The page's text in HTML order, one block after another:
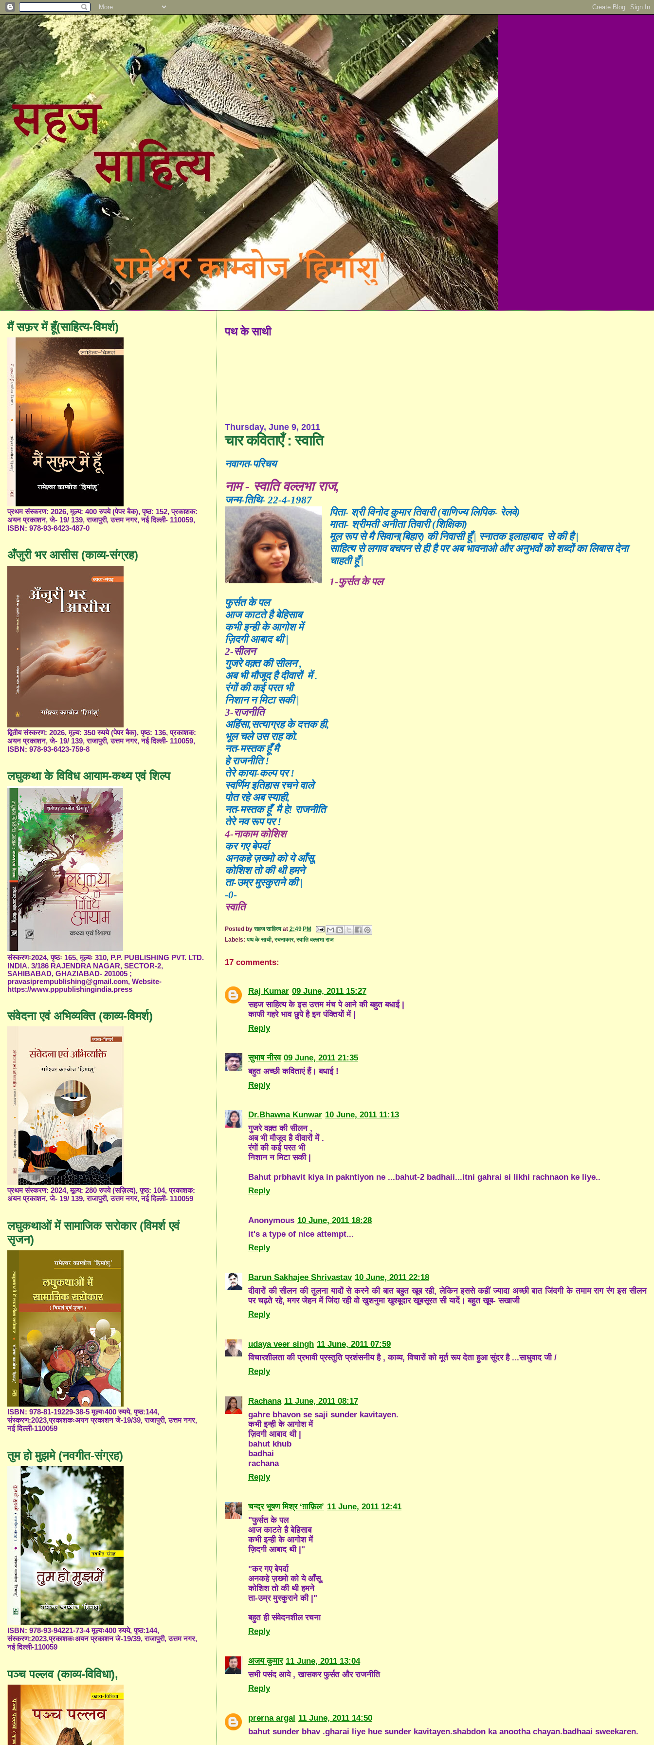
पथ के साथी
Thursday, June 9, 2011
चार कविताएँ : स्वाति
नवागत-परिचय
नाम - स्वाति वल्लभा राज,
जन्म-तिथि- 22-4-1987
पिता- श्री विनोद कुमार तिवारी (वाणिज्य लिपिक- रेलवे)
माता- श्रीमती अनीता तिवारी(शिक्षिका)
मूल रूप से मै सिवान(बिहार) की निवासी हूँ| स्नातक इलाहाबाद से की है|
साहित्य से लगाव बचपन से ही है पर अब भावनाओ और अनुभवों को शब्दों का लिबास देना
चाहती हूँ|
1-फुर्सत के पल
फुर्सत के पल
आज काटते है बेहिसाब
कभी इन्ही के आगोश में
ज़िदगी आबाद थी|
2-सीलन
गुजरे वक़्त की सीलन,
अब भी मौजूद है दीवारों में.
रंगों की कई परत भी
निशान न मिटा सकी|
3-राजनीति
अहिंसा,सत्याग्रह के दत्तक ही,
भूल चले उस राह को.
नत-मस्तक हूँ मै
हे राजनीति!
तेरे काया-कल्प पर !
स्वर्णिम इतिहास रचने वाले
पोत रहे अब स्याही,
नत-मस्तक हूँ मै हे! राजनीति
तेरे नव रूपपर !
4-नाकाम कोशिश
कर गएबेपर्दा
अनकहे ज़ख्मो को येआँसू,
कोशिश तो की थी हमने
ता-उम्र मुस्कुराने की|
-0-
स्वाति
Posted byसहज साहित्य at 2:49 PM
Labels:पथ के साथी,रचनाकार,स्वाति वल्लभा राज
17 comments:
Raj Kumar 09 June, 2011 15:27
सहज साहित्य के इस उत्तम मंच पे आने की बहुत बधाई |
काफी गहरे भाव छुपे है इन पंक्तियों में |
Reply
सुभाष नीरव 09 June, 2011 21:35
बहुत अच्छी कविताएं हैं। बधाई !
Reply
Dr.Bhawna Kunwar 10 June, 2011 11:13
गुजरे वक़्त की सीलन ,
अब भी मौजूद है दीवारों में .
रंगों की कई परत भी
निशान न मिटा सकी |
Bahut prbhavit kiya in pakntiyon ne ...bahut-2 badhaii...itni gahrai si likhi rachnaon ke liye..
Reply
Anonymous 10 June, 2011 18:28
it's a type of nice attempt...
Reply
Barun Sakhajee Shrivastav 10 June, 2011 22:18
दीवारों की सीलन की तुलना यादों से करने की बात बहुत खूब रही, लेकिन इससे कहीं ज्यादा अच्छी बात जिंदगी के तमाम राग रंग इस सीलन
पर चढ़ते रहे, मगर जेहन में जिंदा रही वो खुशनुमा खुश्बूदार खूबसूरत सी यादें। बहुत खूब- सखाजी
Reply
udaya veer singh 11 June, 2011 07:59
विचारशीलता की प्रभावी प्रस्तुति प्रशंसनीय है , काव्य, विचारों को मूर्त रूप देता हुआ सुंदर है ...साधुवाद जी /
Reply
Rachana 11 June, 2011 08:17
gahre bhavon se saji sunder kavitayen.
कभी इन्ही के आगोश में
ज़िदगी आबाद थी |
bahut khub
badhai
rachana
Reply
चन्द्र भूषण मिश्र ‘ग़ाफ़िल’ 11 June, 2011 12:41
"फुर्सत के पल
आज काटते है बेहिसाब
कभी इन्ही के आगोश में
ज़िदगी आबाद थी |"
"कर गए बेपर्दा
अनकहे ज़ख्मो को ये आँसू,
कोशिश तो की थी हमने
ता-उम्र मुस्कुराने की |"
बहुत ही संवेदनशील रचना
Reply
अजय कुमार 11 June, 2011 13:04
सभी पसंद आये , खासकर फुर्सत और राजनीति
Reply
prerna argal 11 June, 2011 14:50
bahut sunder bhav .gharai liye hue sunder kavitayen.shabdon ka anootha chayan.badhaai sweekaren.
मैं सफ़र में हूँ(साहित्य-विमर्श)
प्रथम संस्करण: 2026, मूल्य: 400 रुपये (पेपर बैक), पृष्ठ: 152, प्रकाशक:
अयन प्रकाशन, जे- 19/ 139, राजापुरी, उत्तम नगर, नई दिल्ली- 110059,
ISBN: 978-93-6423-487-0
अँजुरी भर आसीस (काव्य-संग्रह)
द्वितीय संस्करण: 2026, मूल्य: 350 रुपये (पेपर बैक), पृष्ठ: 136, प्रकाशक:
अयन प्रकाशन, जे- 19/ 139, राजापुरी, उत्तम नगर, नई दिल्ली- 110059,
ISBN: 978-93-6423-759-8
लघुकथा के विविध आयाम-कथ्य एवं शिल्प
संस्करणः2024, पृष्ठः 165, मूल्यः 310, P.P. PUBLISHING PVT. LTD.
INDIA. 3/186 RAJENDRA NAGAR, SECTOR-2,
SAHIBABAD, GHAZIABAD- 201005 ;
pravasiprempublishing@gmail.com, Website-
https://www.pppublishingindia.press
संवेदना एवं अभिव्यक्ति (काव्य-विमर्श)
प्रथम संस्करण: 2024, मूल्य: 280 रुपये (सज़िल्द), पृष्ठ: 104, प्रकाशक:
अयन प्रकाशन, जे- 19/ 139, राजापुरी, उत्तम नगर, नई दिल्ली- 110059
लघुकथाओं में सामाजिक सरोकार (विमर्श एवं
सृजन)
ISBN: 978-81-19229-38-5 मूल्यः400 रुपये, पृष्ठ:144,
संस्करण:2023,प्रकाशकःअयन प्रकाशन जे-19/39, राजापुरी, उत्तम नगर,
नई दिल्ली-110059
तुम हो मुझमे (नवगीत-संग्रह)
ISBN: 978-93-94221-73-4 मूल्यः400 रुपये, पृष्ठ:144,
संस्करण:2023,प्रकाशकःअयन प्रकाशन जे-19/39, राजापुरी, उत्तम नगर,
नई दिल्ली-110059
पञ्च पल्लव (काव्य-विविधा),